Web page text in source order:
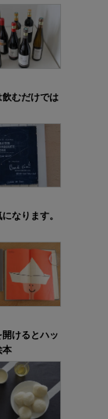
むだけでは
なります。
けるとハッ
本